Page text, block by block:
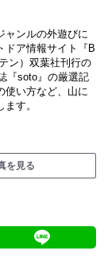
ャンルの外遊びに
ドア情報サイト『B
ン）双葉社刊行の
『soto』の厳選記
使い方など、山に
す。
を見る